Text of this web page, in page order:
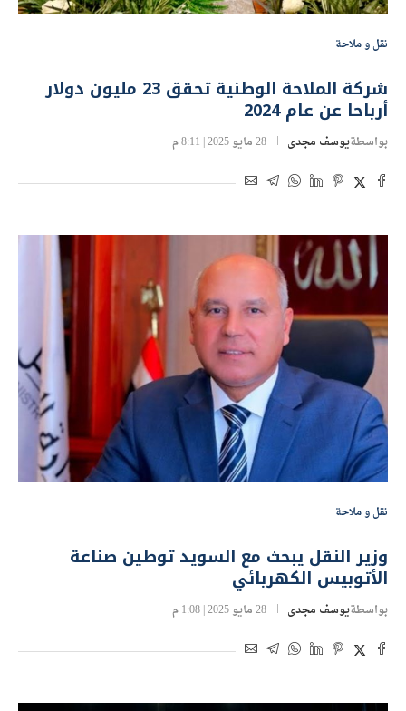
نقل و ملاحة
شركة الملاحة الوطنية تحقق 23 مليون دولار
أرباحا عن عام 2024
بواسطةيوسف مجدى 28 مايو 2025 | 8:11 م
نقل و ملاحة
وزير النقل يبحث مع السويد توطين صناعة
الأتوبيس الكهربائي
بواسطةيوسف مجدى 28 مايو 2025 | 1:08 م